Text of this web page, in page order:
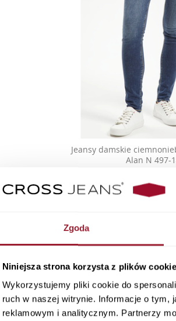
Zgoda
Niniejsza strona korzysta z plików cookie
Wykorzystujemy pliki cookie do
ruch w naszej witrynie. Informacje o tym,
reklamowym i analitycznym. Partnerzy
Jeansy damskie
Alan N 497-